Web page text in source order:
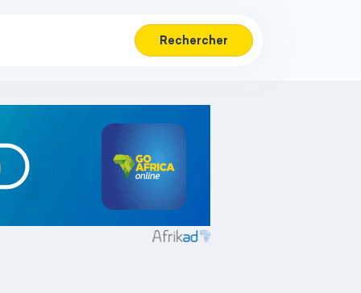
Rechercher